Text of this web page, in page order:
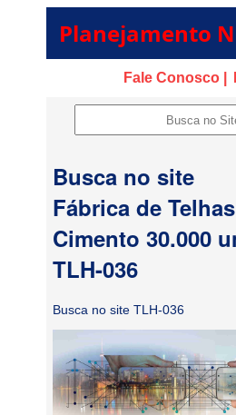
Planejamento
Fale Conosco |
Busca no site
Fábrica de
Cimento 30.000
TLH-036
Busca no site TLH-036